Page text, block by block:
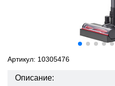
Артикул: 10305476
Описание: